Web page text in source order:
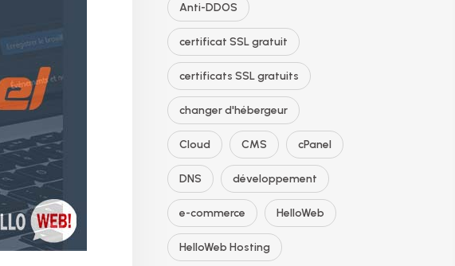
Anti-DDOS
certificat SSL gratuit
certificats SSL gratuits
changer d'hébergeur
Cloud CMS cPanel
DNS développement
e-commerce HelloWeb
HelloWeb Hosting